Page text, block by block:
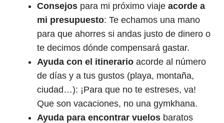
Consejos para mi próximo viaje acorde a
mi presupuesto: Te echamos una mano
para que ahorres si andas justo de dinero o
te decimos dónde compensará gastar.
Ayuda con el itinerario acorde al número
de días y a tus gustos (playa, montaña,
ciudad…): ¡Para que no te estreses, va!
Que son vacaciones, no una gymkhana.
Ayuda para encontrar vuelos baratos